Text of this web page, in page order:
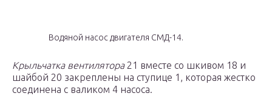
Водяной насос двигателя СМД-14.
Крыльчатка вентилятора21 вместе со шкивом 18 и
шайбой 20 закреплены на ступице 1, которая жестко
соединена с валиком 4 насоса.